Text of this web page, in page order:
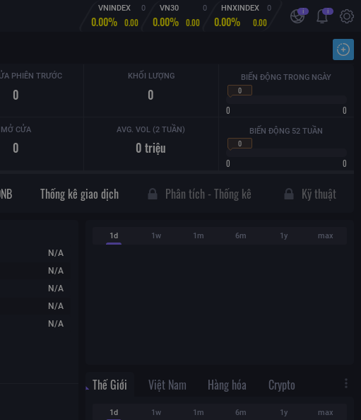
VNINDEX 0
0.00% 0.00
VN30 0
0.00% 0.00
HNXINDEX 0
0.00% 0.00
i i
PHIÊN TRƯỚC
0
KHỐI LƯỢNG
0
BIẾN ĐỘNG TRONG NGÀY
0
0 0
MỞ CỬA
0
AVG. VOL (2 TUẦN)
0 triệu
BIẾN ĐỘNG 52 TUẦN
0
0 0
Thống kê giao dịch Phân tích - Thống kê Kỹ thuật
N/A
N/A
N/A
N/A
N/A
1d 1w 1m 6m 1y max
Thế Giới Việt Nam Hàng hóa Crypto
1d 1w 1m 6m 1y max